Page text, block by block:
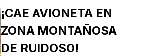
¡CAE AVIONETA EN
ZONA MONTAÑOSA
DE RUIDOSO!